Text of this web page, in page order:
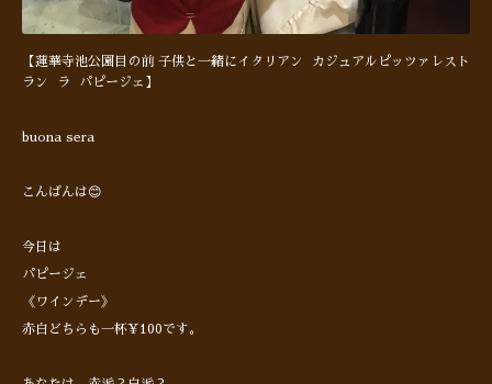
【蓮華寺池公園目の前 子供と一緒にイタリアン カジュアルピッツァレスト
ラン ラ パピージェ】
buona sera
こんばんは😊
今日は
パピージェ
《ワインデー》
赤白どちらも一杯¥100です。